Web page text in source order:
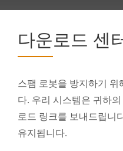
다운로드 센
스팸 로봇을 방지하기
다. 우리 시스템은 귀하
로드 링크를 보내드립니
유지됩니다.